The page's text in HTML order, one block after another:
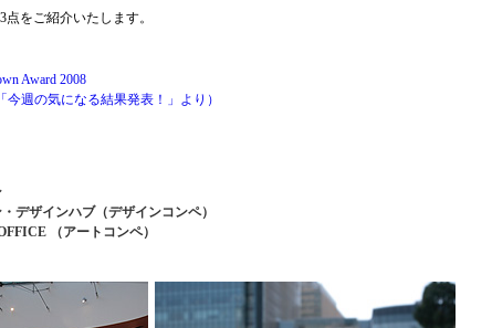
をご紹介いたします。
Award 2008
今週の気になる結果発表！」より）
デザインハブ（デザインコンペ）
（アートコンペ）